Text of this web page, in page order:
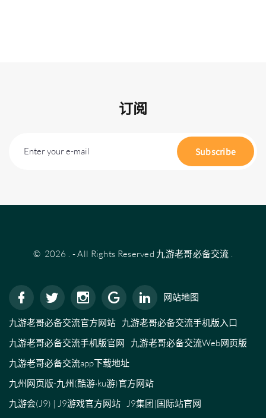
订阅
Enter your e-mail Subscribe
© 2026 . - All Rights Reserved 九游老哥必备交流 .
网站地图
九游老哥必备交流官方网站 九游老哥必备交流手机版入口
九游老哥必备交流手机版官网
九游老哥必备交流Web网页版
九游老哥必备交流app下载地址
九州网页版-九州(酷游·ku游)官方网站
九游会(J9) | J9游戏官方网站 J9集团|国际站官网